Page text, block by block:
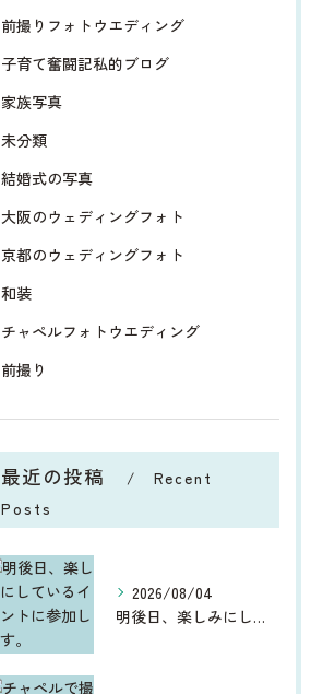
前撮りフォトウエディング
子育て奮闘記私的ブログ
家族写真
未分類
結婚式の写真
大阪のウェディングフォト
京都のウェディングフォト
和装
チャペルフォトウエディング
前撮り
最近の投稿
Recent
Posts
2026/08/04
明後日、楽しみにしているイベントに参加します。